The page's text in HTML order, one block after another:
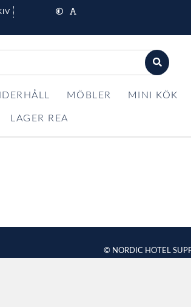
MÖBLER MINI KÖK
LAGER REA
© NORDIC HOTEL